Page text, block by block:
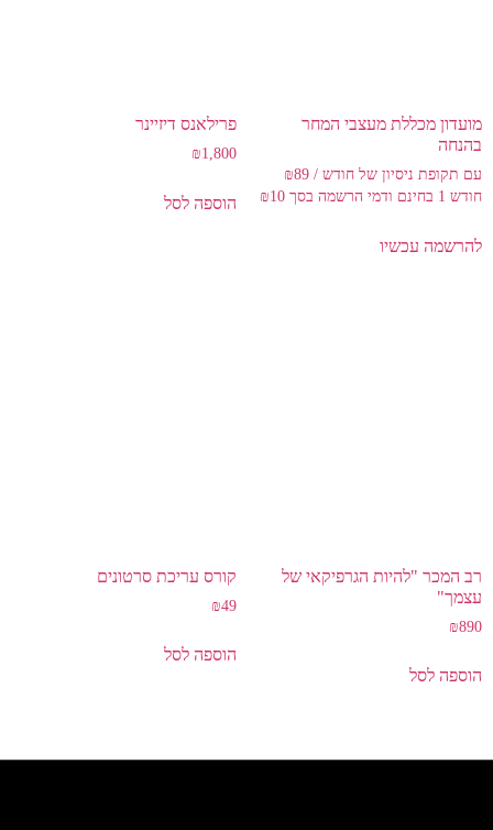
מועדון מכללת מעצבי המחר
בהנחה
₪89 / חודש⁩ עם תקופת ניסיון של
₪10
להרשמה עכשיו
פרילאנס דיזיינר
₪1,800
הוספה לסל
רב המכר "להיות הגרפיקאי של
עצמך"
₪890
הוספה לסל
קורס עריכת סרטונים
₪49
הוספה לסל